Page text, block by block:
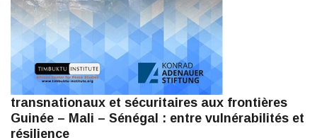
transnationaux et sécuritaires aux frontières
Guinée – Mali – Sénégal : entre vulnérabilités et
résilience